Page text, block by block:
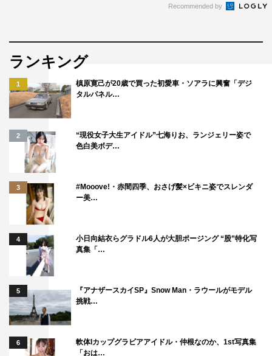
Recommended by
ランキング
1
槙原寛己が20歳で買った初愛車・ソアラに興奮「デジ
タルパネル…
2
“現役女子大生アイドル”七海りお、ランジェリー姿で
色白美ボデ…
3
#Mooove!・赤間四季、おさげ髪×ビキニ姿でスレンダ
ー美…
4
小日向結衣らグラドル6人が大胆ポージング “股”特化写
真集「…
5
『アナザースカイSP』Snow Man・ラウールがモデル
挑戦…
6
軟体Iカップグラビアアイドル・仲根なのか、1st写真集
「おは…